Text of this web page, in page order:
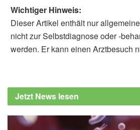
Wichtiger Hinweis:
Dieser Artikel enthält nur
nicht zur Selbstdiagnose oder -
werden. Er kann einen Arztbesuch
Jetzt News lesen